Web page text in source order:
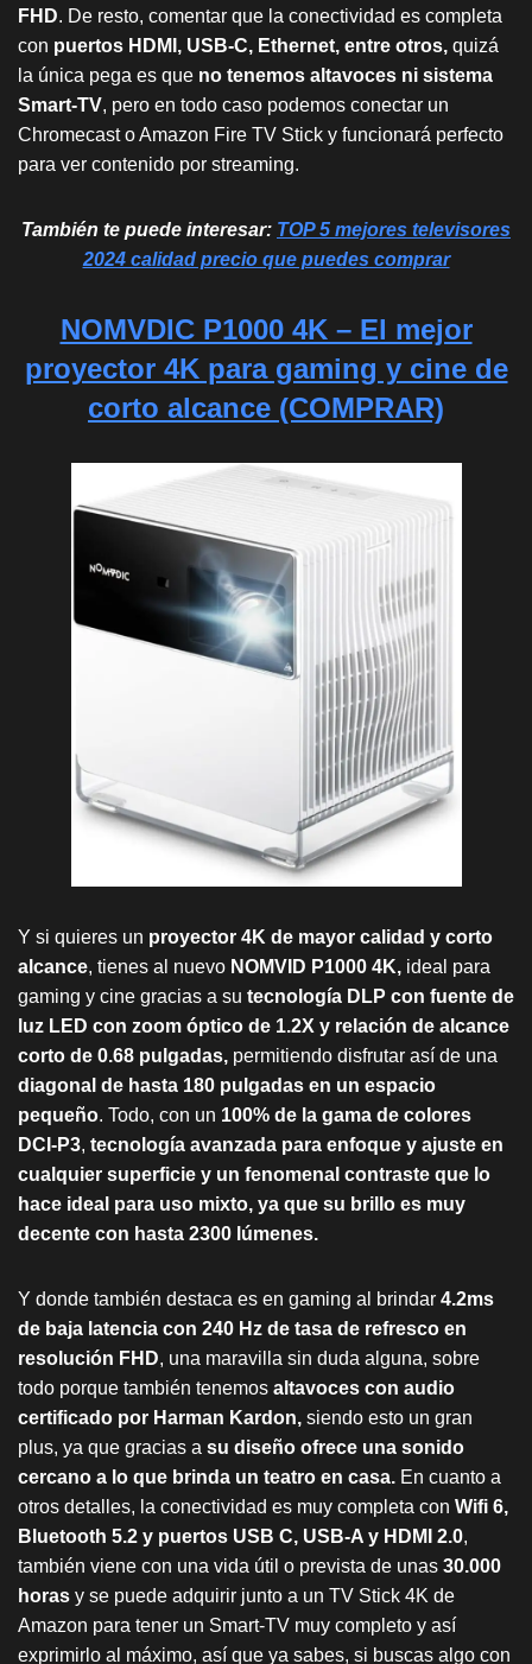
FHD. De resto, comentar que la conectividad es completa
con puertos HDMI, USB-C, Ethernet, entre otros, quizá
la única pega es que no tenemos altavoces ni sistema
Smart-TV, pero en todo caso podemos conectar un
Chromecast o Amazon Fire TV Stick y funcionará perfecto
para ver contenido por streaming.
También te puede interesar: TOP 5 mejores televisores
2024 calidad precio que puedes comprar
NOMVDIC P1000 4K – El mejor
proyector 4K para gaming y cine de
corto alcance (COMPRAR)
Y si quieres un proyector 4K de mayor calidad y corto
alcance, tienes al nuevo NOMVID P1000 4K, ideal para
gaming y cine gracias a su tecnología DLP con fuente de
luz LED con zoom óptico de 1.2X y relación de alcance
corto de 0.68 pulgadas, permitiendo disfrutar así de una
diagonal de hasta 180 pulgadas en un espacio
pequeño. Todo, con un 100% de la gama de colores
DCI-P3, tecnología avanzada para enfoque y ajuste en
cualquier superficie y un fenomenal contraste que lo
hace ideal para uso mixto, ya que su brillo es muy
decente con hasta 2300 lúmenes.
Y donde también destaca es en gaming al brindar 4.2ms
de baja latencia con 240 Hz de tasa de refresco en
resolución FHD, una maravilla sin duda alguna, sobre
todo porque también tenemos altavoces con audio
certificado por Harman Kardon, siendo esto un gran
plus, ya que gracias a su diseño ofrece una sonido
cercano a lo que brinda un teatro en casa. En cuanto a
otros detalles, la conectividad es muy completa con Wifi 6,
Bluetooth 5.2 y puertos USB C, USB-A y HDMI 2.0,
también viene con una vida útil o prevista de unas 30.000
horas y se puede adquirir junto a un TV Stick 4K de
Amazon para tener un Smart-TV muy completo y así
exprimirlo al máximo, así que ya sabes, si buscas algo con